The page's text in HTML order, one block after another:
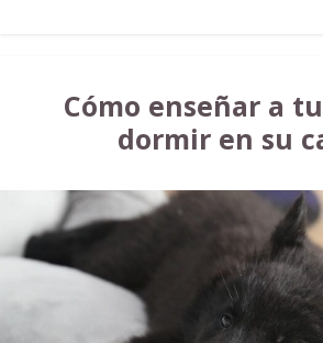
Cómo enseñar a
dormir en su